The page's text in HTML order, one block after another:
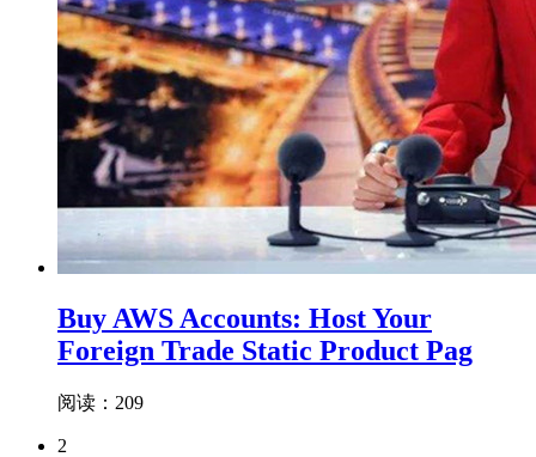
Buy AWS Accounts: Host Your
Foreign Trade Static Product Pag
阅读：209
2